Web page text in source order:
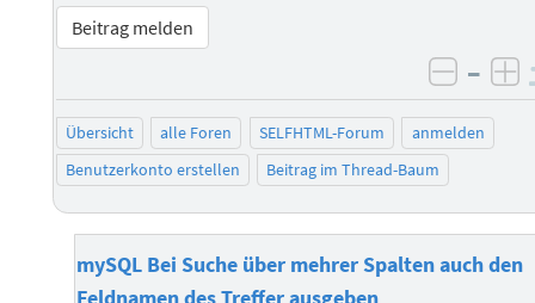
Beitrag melden
–
Übersicht alle Foren SELFHTML-Forum
anmelden
Benutzerkonto erstellen
Beitrag im Thread-Baum
mySQL Bei Suche über mehrer Spalten auch den